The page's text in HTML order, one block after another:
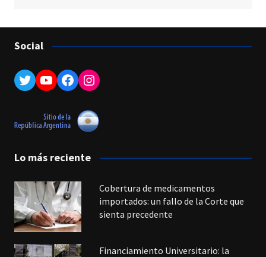
Social
Twitter
YouTube
Facebook
Instagram
Lo más reciente
Cobertura de medicamentos
importados: un fallo de la Corte que
sienta precedente
Financiamiento Universitario: la